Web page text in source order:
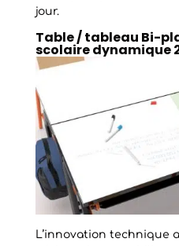
jour.
Table / tableau Bi-
scolaire dynamique 2
L’innovation technique